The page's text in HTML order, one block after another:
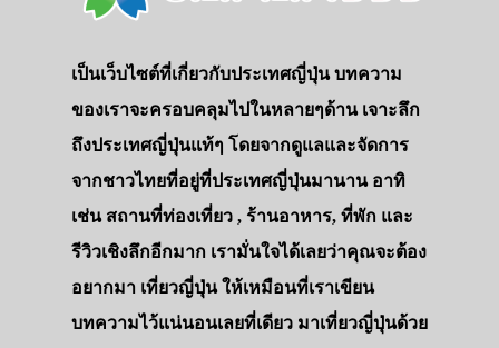
เป็นเว็บไซต์ที่เกี่ยวกับประเทศญี่ปุ่น บทความ
ของเราจะครอบคลุมไปในหลายๆด้าน เจาะลึก
ถึงประเทศญี่ปุ่นแท้ๆ โดยจากดูแลและจัดการ
จากชาวไทยที่อยู่ที่ประเทศญี่ปุ่นมานาน อาทิ
เช่น สถานที่ท่องเที่ยว , ร้านอาหาร, ที่พัก และ
รีวิวเชิงลึกอีกมาก เรามั่นใจได้เลยว่าคุณจะต้อง
อยากมา เที่ยวญี่ปุ่น ให้เหมือนที่เราเขียน
บทความไว้แน่นอนเลยที่เดียว มาเที่ยวญี่ปุ่นด้วย